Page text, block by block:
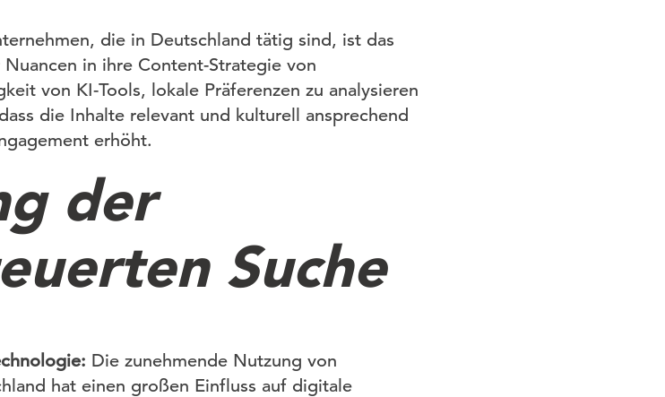
die in Deutschland tätig sind, ist das
in ihre Content-Strategie von
von KI-Tools, lokale Präferenzen zu analysieren
die Inhalte relevant und kulturell ansprechend
erhöht.
der
Suche
Die zunehmende Nutzung von
hat einen großen Einfluss auf digitale